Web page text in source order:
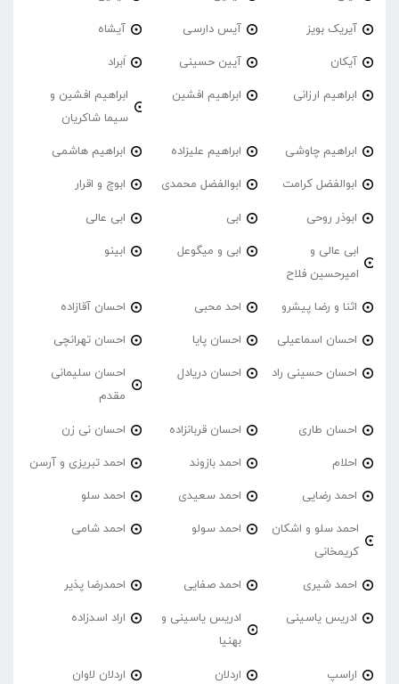
آیریک بویز آیس دارسی آیشاه
آیکان آیین حسینی اَبراد
ابراهیم ارزانی ابراهیم افشین
ابراهیم افشین و
سیما شاکریان
ابراهیم چاوشی ابراهیم علیزاده ابراهیم هاشمی
ابوالفضل کرامت ابوالفضل محمدی ابوچ و اقرار
ابوذر روحی ابی ابی عالی
ابی عالی و
امیرحسین فلاح
ابی و میگوعل ابینو
اثنا و رضا پیشرو احد محبی احسان آقازاده
احسان اسماعیلی احسان پایا احسان تهرانچی
احسان حسینی راد احسان دریادل
احسان سلیمانی
مقدم
احسان طاری احسان قربانزاده احسان نی زن
احلام احمد بازوند احمد تبریزی و آرسن
احمد‌ رضایی احمد سعیدی احمد سلو
احمد سلو و اشکان
کریمخانی
احمد سولو احمد شامی
احمد شیری احمد صفایی احمدرضا پذیر
ادریس یاسینی
ادریس یاسینی و
بهنیا
اراد اسدزاده
اراسپ اردلان اردلان لاوان